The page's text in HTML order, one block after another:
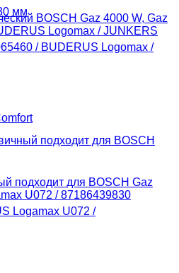
BOSCH Gaz 4000 W, Gaz
Logomax / JUNKERS
подходит для BOSCH Gaz
U072 / 87186439830